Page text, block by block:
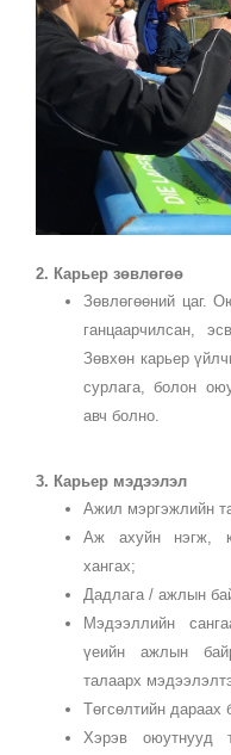
2. Карьер зөвлөгөө
Зөвлөгөөний цаг.
ганцаарчилсан,
Зөвхөн карьер
сурлага, болон
авч болно.
3. Карьер мэдээлэл
Ажил мэргэжлийн
Аж ахуйн нэгж,
хангах;
Дадлага / ажлын
Мэдээллийн
үеийн ажлын
талаарх
Төгсөлтийн
Хэрэв оюутнууд